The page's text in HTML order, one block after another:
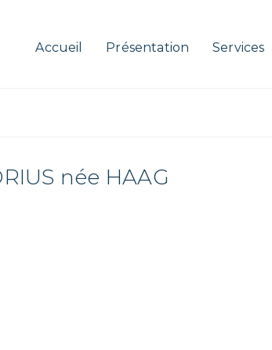
Accueil Présentation Services
née HAAG